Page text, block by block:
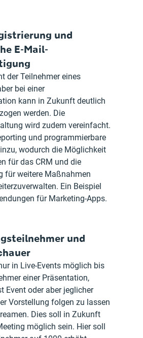
und
E-Mail-
der Teilnehmer eines
bei einer
kann in Zukunft deutlich
werden. Die
wird zudem vereinfacht.
und programmierbare
wodurch die Möglichkeit
für das CRM und die
für weitere Maßnahmen
Ein Beispiel
für Marketing-Apps.
und
in Live-Events möglich bis
einer Präsentation,
Event oder aber jeglicher
Vorstellung folgen zu lassen
Dies soll in Zukunft
möglich sein. Hier soll